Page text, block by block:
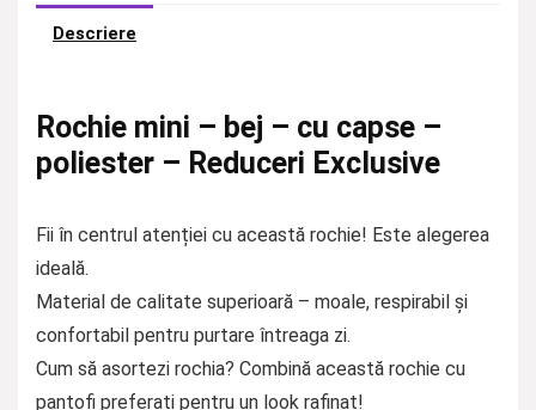
Descriere
Rochie mini – bej – cu capse –
poliester – Reduceri Exclusive
Fii în centrul atenției cu această rochie! Este alegerea
ideală.
Material de calitate superioară – moale, respirabil și
confortabil pentru purtare întreaga zi.
Cum să asortezi rochia? Combină această rochie cu
pantofi preferați pentru un look rafinat!